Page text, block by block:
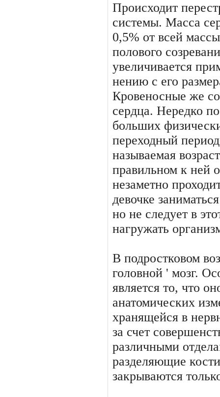
Происходит
системы. Масса
0,5% от всей
полового
увеличивается
нению с его
Кровеносные же
сердца. Нередко
больших
переходный
называ­емая
правильном к ней
незаметно
девочке
но не следует в
нагру­жать
В подростковом
головной ' мозг.
является то, что
анатомических
хранящейся в
за счет
различ­ными
разделяющие
закрываются